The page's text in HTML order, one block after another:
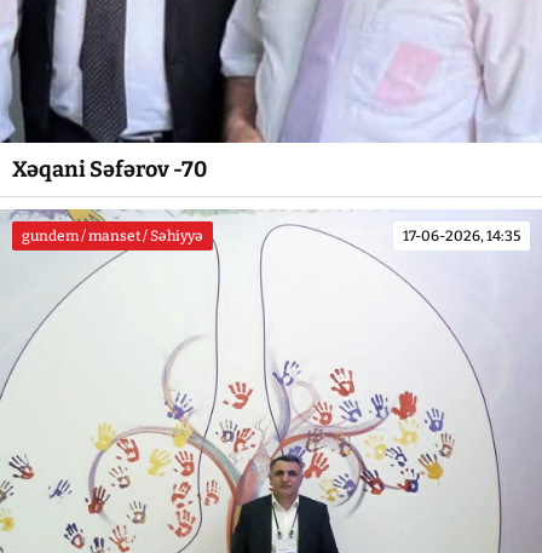
Xəqani Səfərov -70
gundem / manset / Səhiyyə 17-06-2026, 14:35